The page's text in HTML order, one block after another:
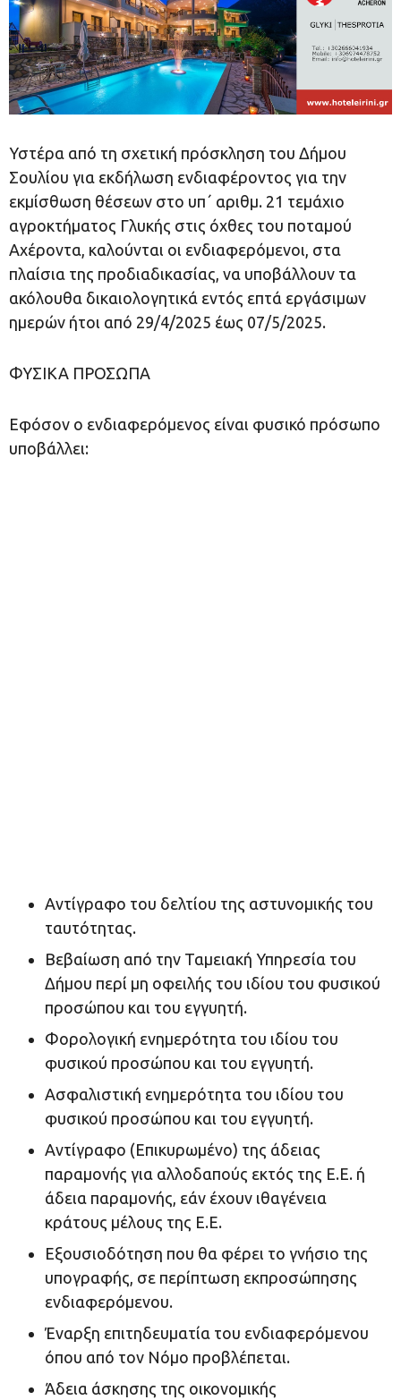
Υστέρα από τη σχετική πρόσκληση του Δήμου
Σουλίου για εκδήλωση ενδιαφέροντος για την
εκμίσθωση θέσεων στο υπ΄ αριθμ. 21 τεμάχιο
αγροκτήματος Γλυκής στις όχθες του ποταμού
Αχέροντα, καλούνται οι ενδιαφερόμενοι, στα
πλαίσια της προδιαδικασίας, να υποβάλλουν τα
ακόλουθα δικαιολογητικά εντός επτά εργάσιμων
ημερών ήτοι από 29/4/2025 έως 07/5/2025.
ΦΥΣΙΚΑ ΠΡΟΣΩΠΑ
Εφόσον ο ενδιαφερόμενος είναι φυσικό πρόσωπο
υποβάλλει:
Αντίγραφο του δελτίου της αστυνομικής του
ταυτότητας.
Βεβαίωση από την Ταμειακή Υπηρεσία του
Δήμου περί μη οφειλής του ιδίου του φυσικού
προσώπου και του εγγυητή.
Φορολογική ενημερότητα του ιδίου του
φυσικού προσώπου και του εγγυητή.
Ασφαλιστική ενημερότητα του ιδίου του
φυσικού προσώπου και του εγγυητή.
Αντίγραφο (Επικυρωμένο) της άδειας
παραμονής για αλλοδαπούς εκτός της Ε.Ε. ή
άδεια παραμονής, εάν έχουν ιθαγένεια
κράτους μέλους της Ε.Ε.
Εξουσιοδότηση που θα φέρει το γνήσιο της
υπογραφής, σε περίπτωση εκπροσώπησης
ενδιαφερόμενου.
Έναρξη επιτηδευματία του ενδιαφερόμενου
όπου από τον Νόμο προβλέπεται.
Άδεια άσκησης της οικονομικής